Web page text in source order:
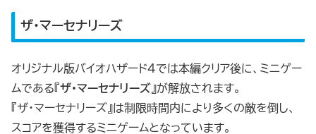
ザ・マーセナリーズ
オリジナル版バイオハザード4では本編クリア後に、ミニゲー
ムである『ザ・マーセナリーズ 』が解放されます。
『ザ・マーセナリーズ』は制限時間内により多くの敵を倒し、
スコアを獲得するミニゲームとなっています。